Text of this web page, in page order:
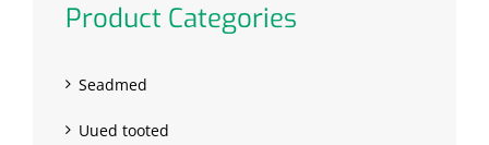
Product Categories
Seadmed
Uued tooted